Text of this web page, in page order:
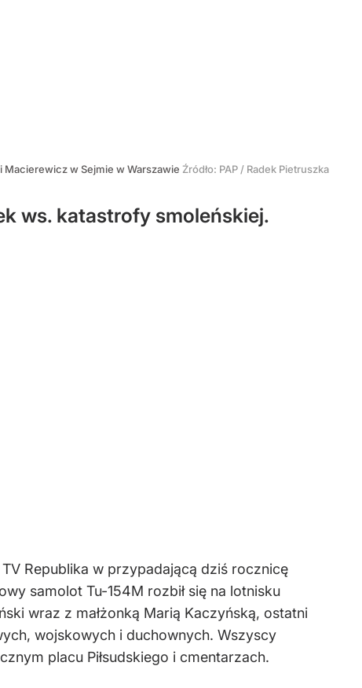
Macierewicz w Sejmie w Warszawie Źródło: PAP / Radek Pietruszka
ws. katastrofy smoleńskiej.
Republika w przypadającą dziś rocznicę
samolot Tu-154M rozbił się na lotnisku
wraz z małżonką Marią Kaczyńską, ostatni
wojskowych i duchownych. Wszyscy
placu Piłsudskiego i cmentarzach.